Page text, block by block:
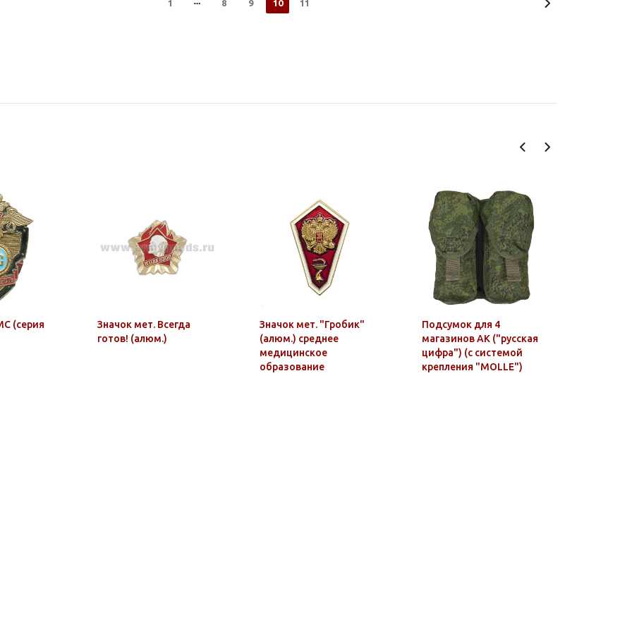
1 8 9 10 11
(серия
Значок мет. Всегда
готов! (алюм.)
Значок мет. "Гробик"
(алюм.) среднее
медицинское
образование
Подсумок для 4
магазинов АК ("русская
цифра") (с системой
крепления "MOLLE")